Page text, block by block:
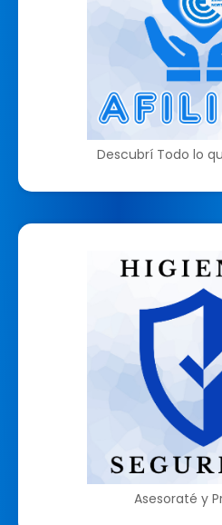
Descubrí Todo lo
Asesoraté y